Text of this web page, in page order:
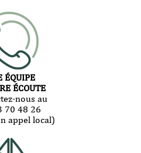
ÉQUIPE
ÉCOUTE
nous au
70 48 26
appel local)